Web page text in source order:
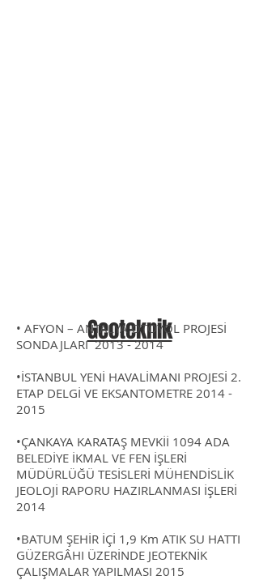
Geoteknik
• AFYON – ANTALYA OTOYOL PROJESİ
SONDAJLARI2013 - 2014
•İSTANBUL YENİ HAVALİMANI PROJESİ 2.
ETAP DELGİ VE EKSANTOMETRE 2014 -
2015
•ÇANKAYA KARATAŞ MEVKİİ 1094 ADA
BELEDİYE İKMAL VE FEN İŞLERİ
MÜDÜRLÜĞÜ TESİSLERİ MÜHENDİSLİK
JEOLOJİ RAPORU HAZIRLANMASI İŞLERİ
2014
•BATUM ŞEHİR İÇİ 1,9 Km ATIK SU HATTI
GÜZERGÂHI ÜZERİNDE JEOTEKNİK
ÇALIŞMALAR YAPILMASI 2015